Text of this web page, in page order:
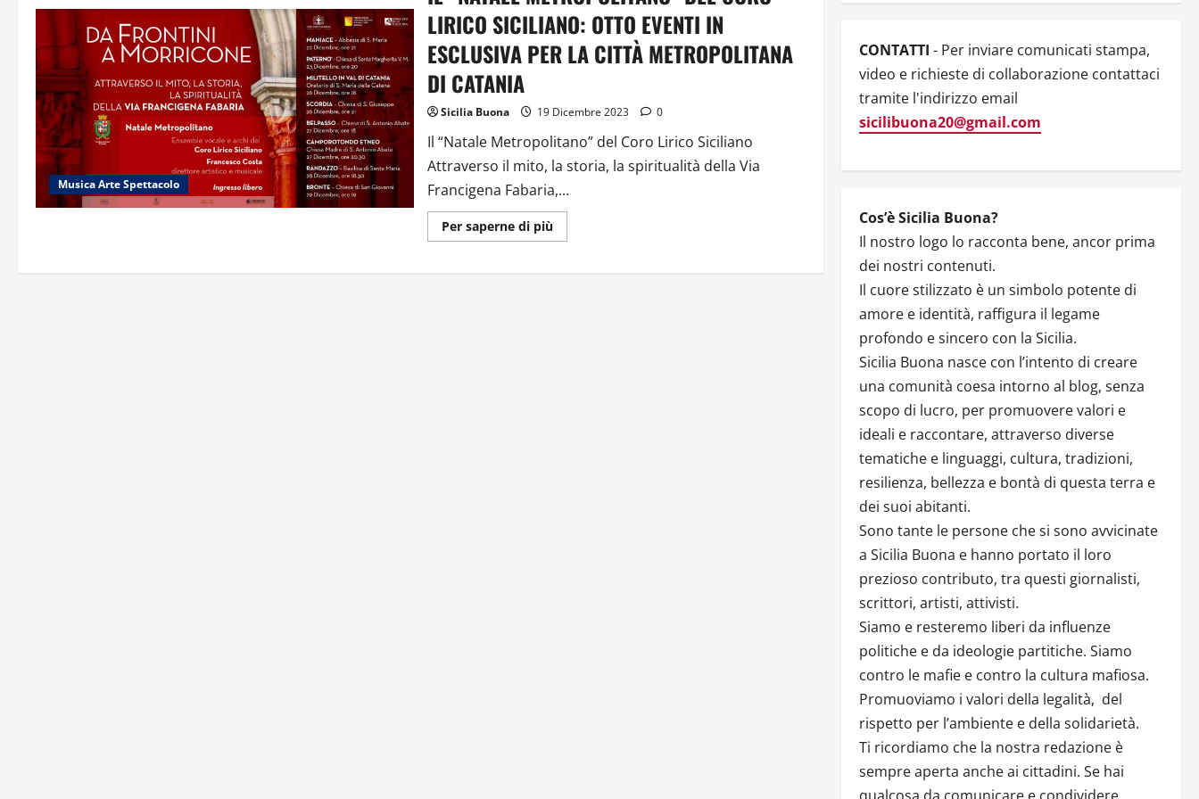
Musica Arte Spettacolo
LIRICO SICILIANO: OTTO EVENTI IN
ESCLUSIVA PER LA CITTÀ METROPOLITANA
DI CATANIA
Sicilia Buona 19 Dicembre 2023 0
Il “Natale Metropolitano” del Coro Lirico Siciliano
Attraverso il mito, la storia, la spiritualità della Via
Francigena Fabaria,...
Per saperne di piùUlteriori
informazioni
“NATALE
CONTATTI - Per inviare comunicati stampa,
video e richieste di collaborazione contattaci
tramite l'indirizzo email
sicilibuona20@gmail.com
Cos’è Sicilia Buona?
Il nostro logo lo racconta bene, ancor prima
dei nostri contenuti.
Il cuore stilizzato è un simbolo potente di
amore e identità, raffigura il legame
profondo e sincero con la Sicilia.
Sicilia Buona nasce con l’intento di creare
una comunità coesa intorno al blog, senza
scopo di lucro, per promuovere valori e
ideali e raccontare, attraverso diverse
tematiche e linguaggi, cultura, tradizioni,
resilienza, bellezza e bontà di questa terra e
dei suoi abitanti.
Sono tante le persone che si sono avvicinate
a Sicilia Buona e hanno portato il loro
prezioso contributo, tra questi giornalisti,
scrittori, artisti, attivisti.
Siamo e resteremo liberi da influenze
politiche e da ideologie partitiche. Siamo
contro le mafie e contro la cultura mafiosa.
Promuoviamo i valori della legalità, del
rispetto per l’ambiente e della solidarietà.
Ti ricordiamo che la nostra redazione è
sempre aperta anche ai cittadini. Se hai